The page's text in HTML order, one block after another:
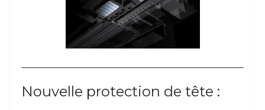
Nouvelle protection de tête :